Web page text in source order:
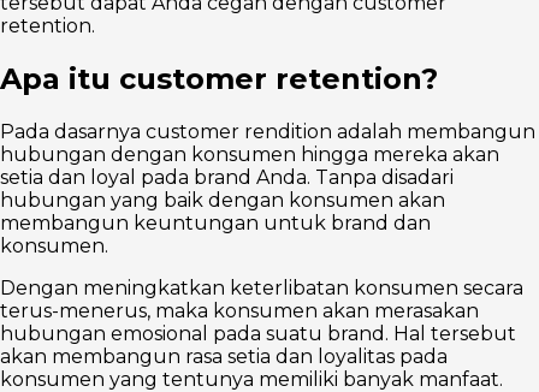
retention.
Apa itu customer retention?
Pada dasarnya customer rendition adalah membangun
hubungan dengan konsumen hingga mereka akan
setia dan loyal pada brand Anda. Tanpa disadari
hubungan yang baik dengan konsumen akan
membangun keuntungan untuk brand dan
konsumen.
Dengan meningkatkan keterlibatan konsumen secara
terus-menerus, maka konsumen akan merasakan
hubungan emosional pada suatu brand. Hal tersebut
akan membangun rasa setia dan loyalitas pada
konsumen yang tentunya memiliki banyak manfaat.